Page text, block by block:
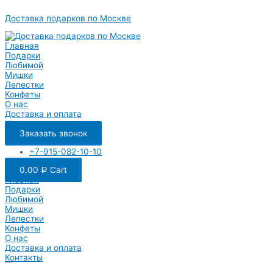
кДоставка подарков по Москве
Главная
Подарки
Любимой
Мишки
Лепестки
Конфеты
О нас
Доставка и оплата
Контакты
Заказать звонок
+7-915-082-10-10
0,00 Р Cart
Главная
Подарки
Любимой
Мишки
Лепестки
Конфеты
О нас
Доставка и оплата
Контакты